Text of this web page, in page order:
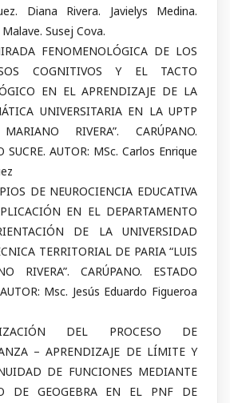
Diana Rivera. Javielys Medina.
Susej Cova.
FENOMENOLÓGICA DE LOS
COGNITIVOS Y EL TACTO
EN EL APRENDIZAJE DE LA
UNIVERSITARIA EN LA UPTP
RIVERA”. CARÚPANO.
SUCRE. AUTOR: MSc. Carlos Enrique
DE NEUROCIENCIA EDUCATIVA
EN EL DEPARTAMENTO
DE LA UNIVERSIDAD
TERRITORIAL DE PARIA “LUIS
RIVERA”. CARÚPANO. ESTADO
Msc. Jesús Eduardo Figueroa
DEL PROCESO DE
– APRENDIZAJE DE LÍMITE Y
DE FUNCIONES MEDIANTE
DE GEOGEBRA EN EL PNF DE